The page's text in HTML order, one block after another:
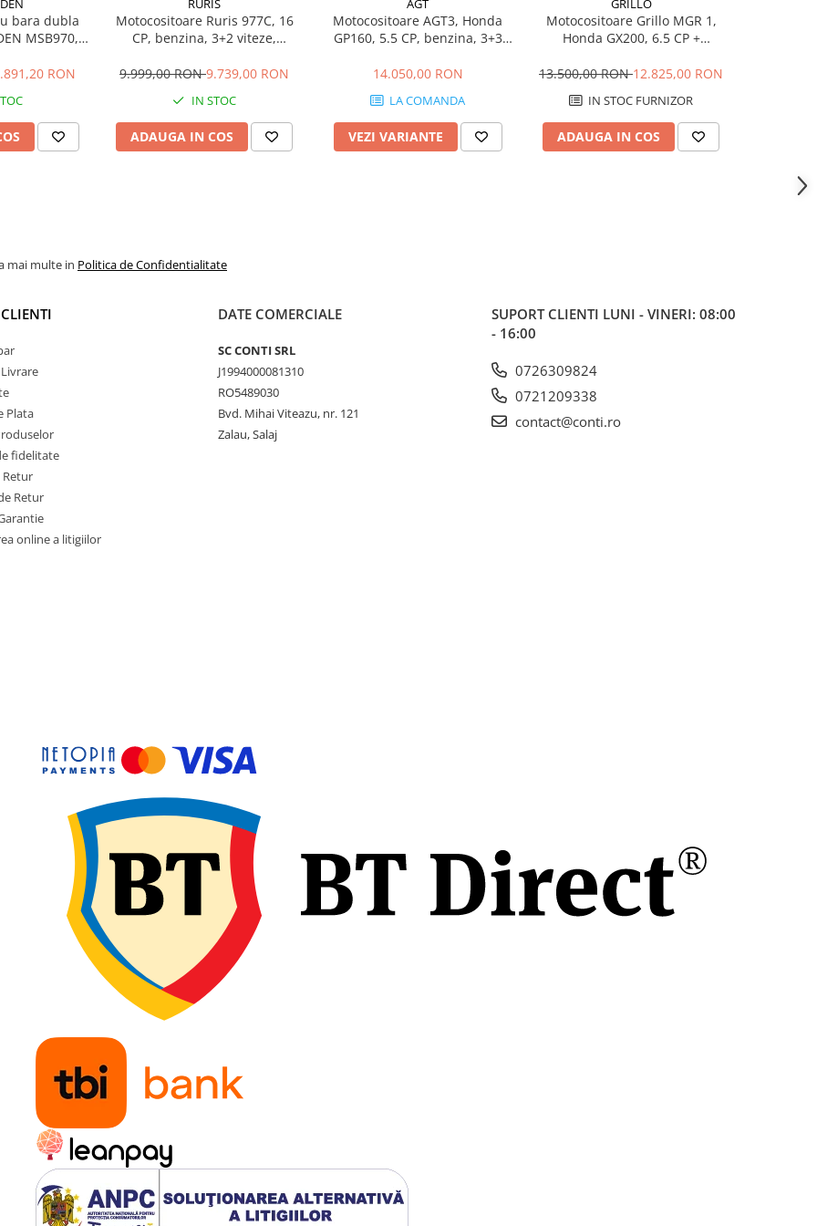
bara dubla
MSB970,
RON
RURIS
Motocositoare Ruris 977C, 16
CP, benzina, 3+2 viteze,
9.999,00 RON9.739,00 RON
IN STOC
ADAUGA IN COS
AGT
Motocositoare AGT3, Honda
GP160, 5.5 CP, benzina, 3+3
14.050,00 RON
LA COMANDA
VEZI VARIANTE
GRILLO
Motocositoare Grillo MGR 1,
Honda GX200, 6.5 CP +
baie ulei + bara 117 cm Europa
13.500,00 RON12.825,00 RON
IN STOC FURNIZOR
ADAUGA IN COS
mai multe in Politica de Confidentialitate
Plata
fidelitate
Retur
Retur
online a litigiilor
DATE COMERCIALE
SC CONTI SRL
J1994000081310
RO5489030
Bvd. Mihai Viteazu, nr. 121
Zalau, Salaj
SUPORT CLIENTI LUNI - VINERI: 08:00
- 16:00
0726309824
0721209338
contact@conti.ro